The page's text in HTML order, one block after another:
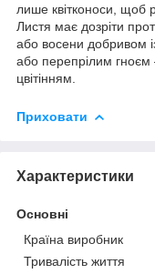
лише квітконоси, щоб
Листя має дозріти
або восени добривом
або перепрілим
цвітінням.
Приховати
Характеристики
Основні
Країна виробник
Тривалість життя